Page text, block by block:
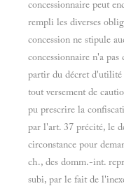
concessionnaire peut
rempli les diverses
concession ne stipule
concessionnaire n'a
partir du décret d'utilité
tout versement de
pu prescrire la
par l'art. 37 précité, le
circonstance pour
ch., des domm.-int.
subi, par le fait de